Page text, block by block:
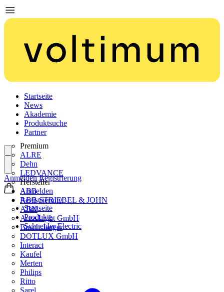
Startseite
News
Akademie
Produktsuche
Partner
Premium
ALRE
Dehn
LEDVANCE
Hersteller
ABB
ABB STRIEBEL & JOHN
ABN
Aura Light GmbH
Busch-Jaeger
DOTLUX GmbH
Interact
Kaufel
Merten
Philips
Ritto
Sarel
Anmelden
Registrierung
Anmelden Registrierung
Startseite
Produkte
Schneider Electric